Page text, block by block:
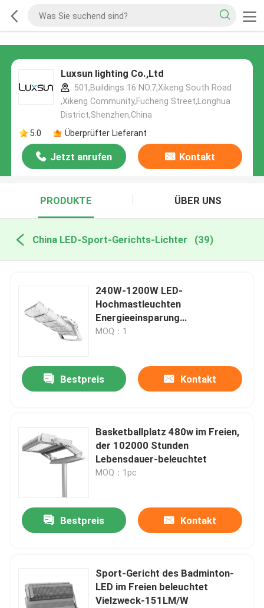
Luxsun lighting Co.,Ltd
501,Buildings 16 NO.7,Xikeng South Road
,Xikeng Community,Fucheng Street,Longhua
District,Shenzhen,China
5.0
Überprüfter Lieferant
Jetzt anrufen Kontakt
PRODUKTE ÜBER UNS
China LED-Sport-Gerichts-Lichter (39)
240W-1200W LED-
Hochmastleuchten
Energieeinsparung
Beleuchtungslösung
MOQ：1
Bestpreis Kontakt
Basketballplatz 480w im Freien,
der 102000 Stunden
Lebensdauer-beleuchtet
MOQ：1pc
Bestpreis Kontakt
Sport-Gericht des Badminton-
LED im Freien beleuchtet
Vielzweck-151LM/W